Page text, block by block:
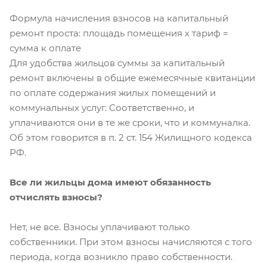
Формула начисления взносов на капитальный
ремонт проста: площадь помещения х тариф =
сумма к оплате
Для удобства жильцов суммы за капитальный
ремонт включены в общие ежемесячные квитанции
по оплате содержания жилых помещений и
коммунальных услуг. Соответственно, и
уплачиваются они в те же сроки, что и коммуналка.
Об этом говорится в п. 2 ст. 154 Жилищного кодекса
РФ.
Все ли жильцы дома имеют обязанность
отчислять взносы?
Нет, не все. Взносы уплачивают только
собственники. При этом взносы начисляются с того
периода, когда возникло право собственности.